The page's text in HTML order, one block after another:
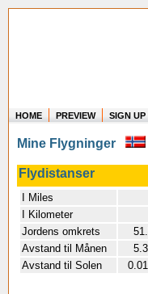
HOME PREVIEW SIGN UP
Mine Flygninger
Flydistanser
I Miles
I Kilometer
Jordens omkrets
Avstand til Månen
Avstand til Solen